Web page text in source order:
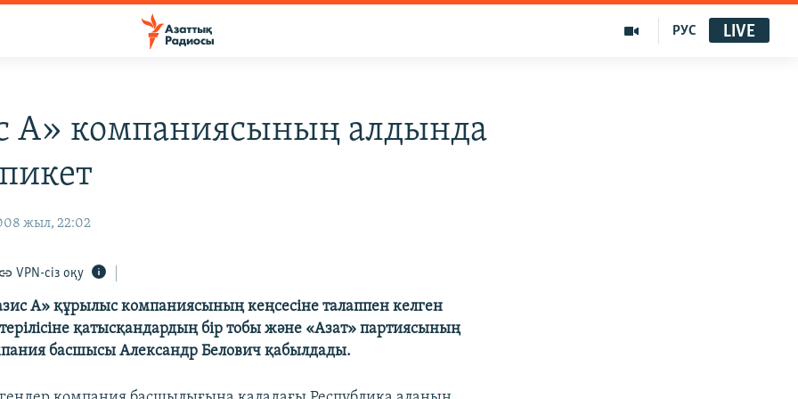
РУС LIVE
А» компаниясының алдында
жыл, 22:02
VPN-сіз оқу
А» құрылыс компаниясының кеңсесіне талаппен келген
қатысқандардың бір тобы және «Азат» партиясының
басшысы Александр Белович қабылдады.